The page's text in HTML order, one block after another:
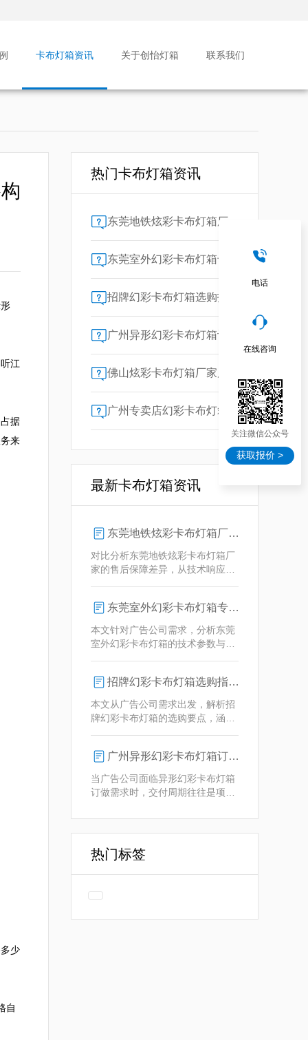
卡布灯箱资讯 关于创怡灯箱 联系我们
江
据
来
少
自
热门卡布灯箱资讯
广州专卖店幻彩卡布灯箱选购指南：一位广告总监的售后保障启示录
最新卡布灯箱资讯
东莞地铁炫彩卡布灯箱厂家售后保障对比指南：广告公司选型核心要素解析
对比分析东莞地铁炫彩卡布灯箱厂
家的售后保障差异，从技术响应、
在动态效果与全天候耐用性上的专
业解决方案。
东莞室外幻彩卡布灯箱专业供应商技术解析
本文针对广告公司需求，分析东莞
室外幻彩卡布灯箱的技术参数与定
招牌幻彩卡布灯箱选购指南：广州广告公司专业视角
本文从广告公司需求出发，解析招
牌幻彩卡布灯箱的选购要点，涵盖
户提供专业解决方案。
广州异形幻彩卡布灯箱订做：广告人必看的交付周期决策指南
当广告公司面临异形幻彩卡布灯箱
订做需求时，交付周期往往是项目
过技术预配与柔性生产体系，将定
制周期压缩至行业领先水平？
热门标签
电话
在线咨询
关注微信公众号
获取报价 >